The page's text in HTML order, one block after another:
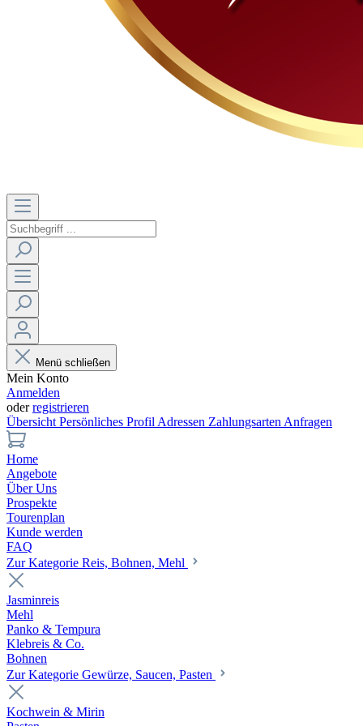
Menü schließen
Mein Konto
Anmelden
oderregistrieren
Übersicht Persönliches Profil Adressen Zahlungsarten Anfragen
Home
Angebote
Über Uns
Prospekte
Tourenplan
Kunde werden
FAQ
Zur Kategorie Reis, Bohnen, Mehl
Jasminreis
Mehl
Panko & Tempura
Klebreis & Co.
Bohnen
Zur Kategorie Gewürze, Saucen, Pasten
Kochwein & Mirin